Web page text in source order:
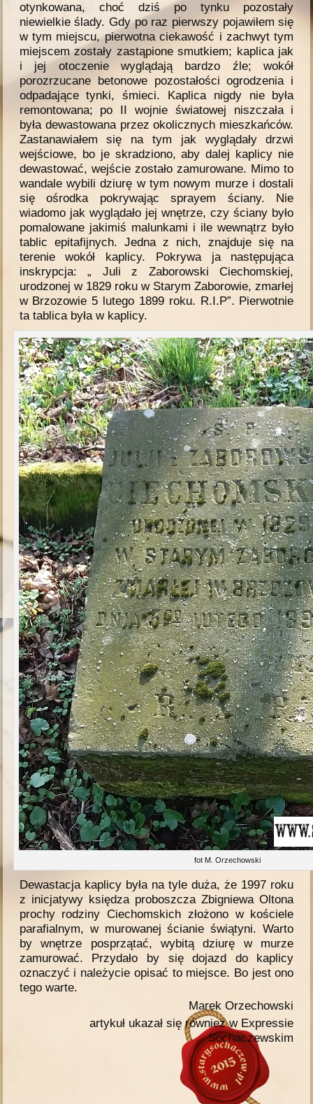
otynkowana, choć dziś po tynku pozostały
niewielkie ślady. Gdy po raz pierwszy pojawiłem się
w tym miejscu, pierwotna ciekawość i zachwyt tym
miejscem zostały zastąpione smutkiem; kaplica jak
i jej otoczenie wyglądają bardzo źle; wokół
porozrzucane betonowe pozostałości ogrodzenia i
odpadające tynki, śmieci. Kaplica nigdy nie była
remontowana; po II wojnie światowej niszczała i
była dewastowana przez okolicznych mieszkańców.
Zastanawiałem się na tym jak wyglądały drzwi
wejściowe, bo je skradziono, aby dalej kaplicy nie
dewastować, wejście zostało zamurowane. Mimo to
wandale wybili dziurę w tym nowym murze i dostali
się ośrodka pokrywając sprayem ściany. Nie
wiadomo jak wyglądało jej wnętrze, czy ściany było
pomalowane jakimiś malunkami i ile wewnątrz było
tablic epitafijnych. Jedna z nich, znajduje się na
terenie wokół kaplicy. Pokrywa ja następująca
inskrypcja: „ Juli z Zaborowski Ciechomskiej,
urodzonej w 1829 roku w Starym Zaborowie, zmarłej
w Brzozowie 5 lutego 1899 roku. R.I.P”. Pierwotnie
ta tablica była w kaplicy.
fot M. Orzechowski
Dewastacja kaplicy była na tyle duża, że 1997 roku
z inicjatywy księdza proboszcza Zbigniewa Oltona
prochy rodziny Ciechomskich złożono w kościele
parafialnym, w murowanej ścianie świątyni. Warto
by wnętrze posprzątać, wybitą dziurę w murze
zamurować. Przydało by się dojazd do kaplicy
oznaczyć i należycie opisać to miejsce. Bo jest ono
tego warte.
Marek Orzechowski
artykuł ukazał się również w Expressie
Sochaczewskim